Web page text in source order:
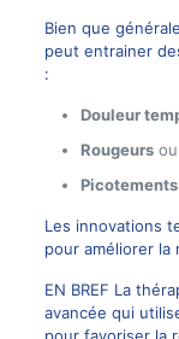
Bien que
peut entrainer
:
Douleur
Rougeursou
Picotements
Les innovations
pour améliorer la
EN BREF La
avancée qui